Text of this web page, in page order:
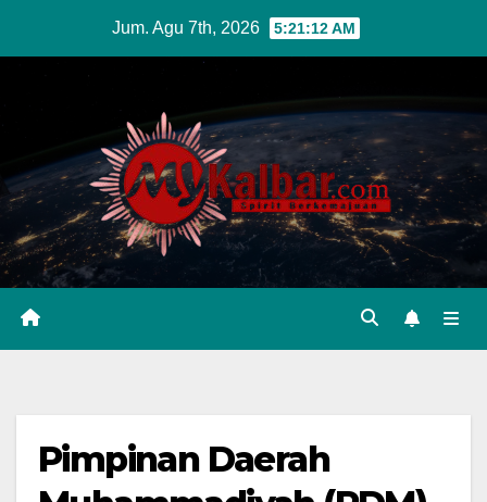
Jum. Agu 7th, 2026 5:21:13 AM
Pimpinan Daerah